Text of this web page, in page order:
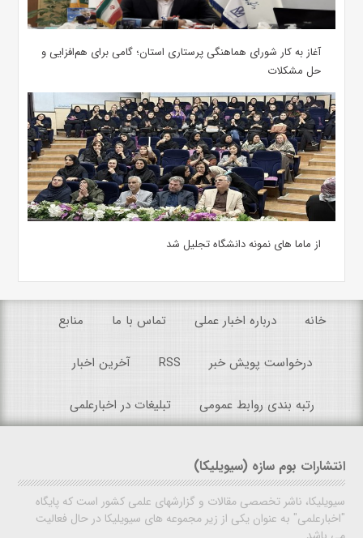
آغاز به کار شورای هماهنگی پرستاری استان؛ گامی برای هم‌افزایی و
حل مشکلات
از ماما های نمونه دانشگاه تجلیل شد
خانه درباره اخبار عملی تماس با ما منابع
درخواست پویش خبر RSS آخرین اخبار
رتبه بندی روابط عمومی تبلیغات در اخبارعلمی
انتشارات بوم سازه (سیویلیکا)
سیویلیکا، ناشر تخصصی مقالات و گزارشهای علمی کشور است که پایگاه
"اخبارعلمی" به عنوان یکی از زیر مجموعه های سیویلیکا در حال فعالیت